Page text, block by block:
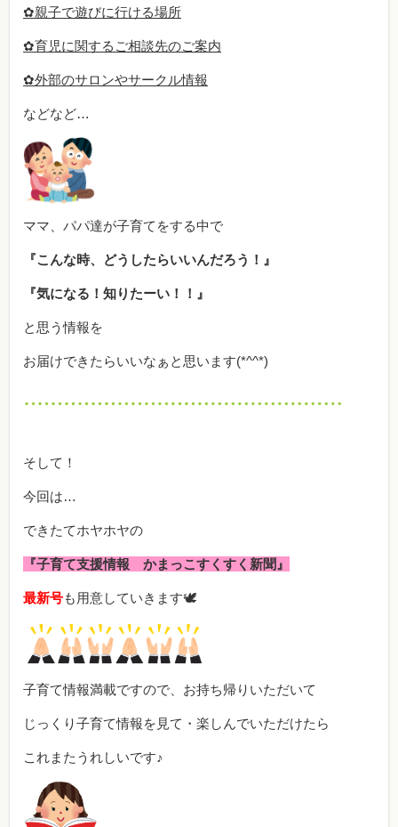
✿親子で遊びに行ける場所
✿育児に関するご相談先のご案内
✿外部のサロンやサークル情報
などなど…
ママ、パパ達が子育てをする中で
『こんな時、どうしたらいいんだろう！』
『気になる！知りたーい！！』
と思う情報を
お届けできたらいいなぁと思います(*^^*)
そして！
今回は…
できたてホヤホヤの
『子育て支援情報 かまっこすくすく新聞』
最新号も用意していきます🕊
子育て情報満載ですので、お持ち帰りいただいて
じっくり子育て情報を見て・楽しんでいただけたら
これまたうれしいです♪